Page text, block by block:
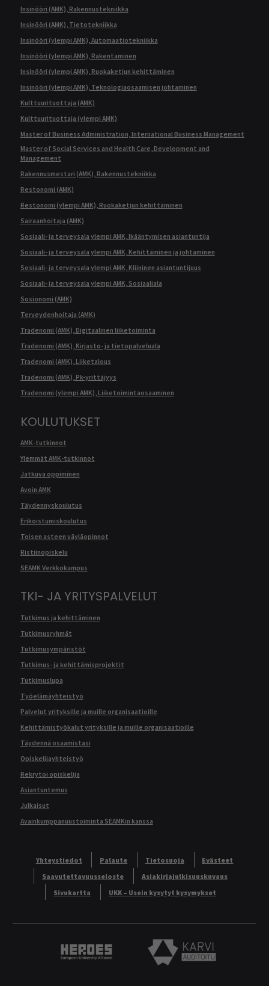
Insinööri (AMK), Rakennustekniikka
Insinööri (AMK), Tietotekniikka
Insinööri (ylempi AMK), Automaatiotekniikka
Insinööri (ylempi AMK), Rakentaminen
Insinööri (ylempi AMK), Ruokaketjun kehittäminen
Insinööri (ylempi AMK), Teknologiaosaamisen johtaminen
Kulttuurituottaja (AMK)
Kulttuurituottaja (ylempi AMK)
Master of Business Administration, International Business Management
Master of Social Services and Health Care, Development and
Management
Rakennusmestari (AMK), Rakennustekniikka
Restonomi (AMK)
Restonomi (ylempi AMK), Ruokaketjun kehittäminen
Sairaanhoitaja (AMK)
Sosiaali- ja terveysala ylempi AMK, Ikääntymisen asiantuntija
Sosiaali- ja terveysala ylempi AMK, Kehittäminen ja johtaminen
Sosiaali- ja terveysala ylempi AMK, Kliininen asiantuntijuus
Sosiaali- ja terveysala ylempi AMK, Sosiaaliala
Sosionomi (AMK)
Terveydenhoitaja (AMK)
Tradenomi (AMK), Digitaalinen liiketoiminta
Tradenomi (AMK), Kirjasto- ja tietopalveluala
Tradenomi (AMK), Liiketalous
Tradenomi (AMK), Pk-yrittäjyys
Tradenomi (ylempi AMK), Liiketoimintaosaaminen
KOULUTUKSET
AMK-tutkinnot
Ylemmät AMK-tutkinnot
Jatkuva oppiminen
Avoin AMK
Täydennyskoulutus
Erikoistumiskoulutus
Toisen asteen väyläopinnot
Ristiinopiskelu
SEAMK Verkkokampus
TKI- JA YRITYSPALVELUT
Tutkimus ja kehittäminen
Tutkimusryhmät
Tutkimusympäristöt
Tutkimus- ja kehittämisprojektit
Tutkimuslupa
Työelämäyhteistyö
Palvelut yrityksille ja muille organisaatioille
Kehittämistyökalut yrityksille ja muille organisaatioille
Täydennä osaamistasi
Opiskelijayhteistyö
Rekrytoi opiskelija
Asiantuntemus
Julkaisut
Avainkumppanuustoiminta SEAMKin kanssa
Yhteystiedot Palaute Tietosuoja
Evästeet
Saavutettavuusseloste
Asiakirjajulkisuuskuvaus
Sivukartta
UKK – Usein kysytyt kysymykset
Heroes European University Alliance logo
Karvi Auditoitu logo